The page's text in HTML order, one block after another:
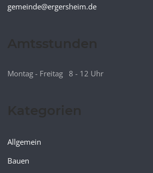
gemeinde@ergersheim.de
Montag - Freitag 8 - 12 Uhr
Allgemein
Bauen